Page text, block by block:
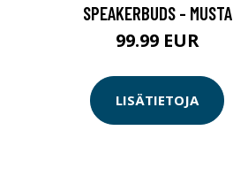
SPEAKERBUDS - MUSTA
99.99 EUR
LISÄTIETOJA